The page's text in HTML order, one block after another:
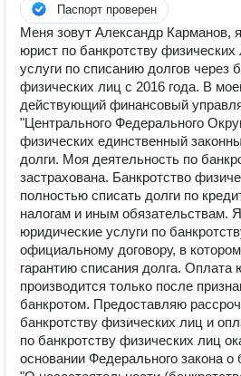
Паспорт проверен
Меня зовут Александр Карманов,
юрист по банкротству
услуги по списанию долгов через
физических лиц с 2016 года. В
действующий финансовый
"Центрального Федерального
физических единственный
долги. Моя деятельность по
застрахована. Банкротство
полностью списать долги по
налогам и иным обязательствам.
юридические услуги по
официальному договору, в
гарантию списания долга. Оплата
производится только после
банкротом. Предоставляю
банкротству физических лиц и
по банкротству физических лиц
основании Федерального закона